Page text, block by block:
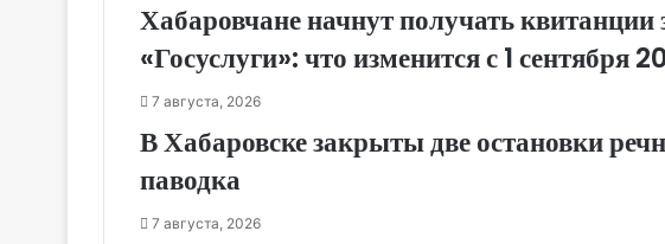
Хабаровчане начнут получать
«Госуслуги»: что изменится с 1 сентября
7 августа, 2026
В Хабаровске закрыты две остановки
паводка
7 августа, 2026